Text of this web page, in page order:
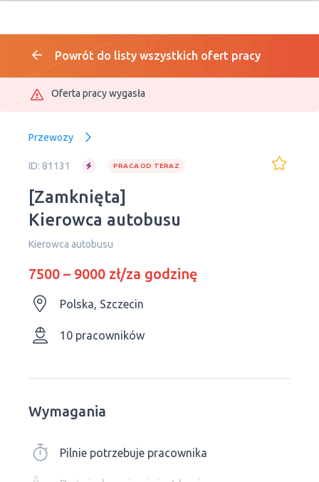
Powrót do listy wszystkich ofert pracy
Oferta pracy wygasła
Przewozy
ID: 81131 PRACA OD TERAZ
[Zamknięta]
Kierowca autobusu
Kierowca autobusu
7500 – 9000 zł/za godzinę
Polska, Szczecin
10 pracowników
Wymagania
Pilnie potrzebuje pracownika